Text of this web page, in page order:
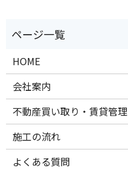
HOME
会社案内
不動産買い取り・賃貸管理
施工の流れ
よくある質問